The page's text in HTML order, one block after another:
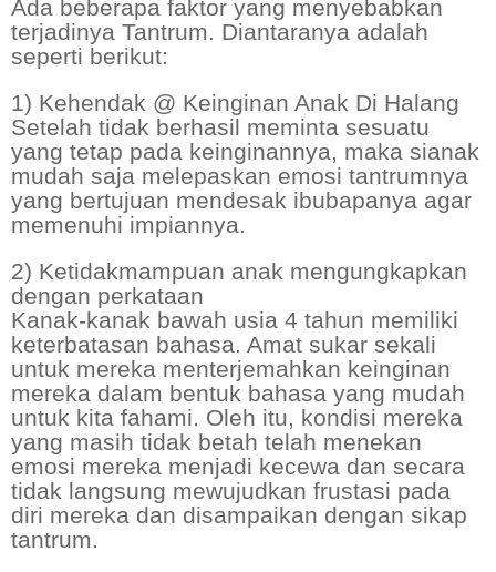
Ada beberapa faktor yang menyebabkan
terjadinya Tantrum. Diantaranya adalah
seperti berikut:
1) Kehendak @ Keinginan Anak Di Halang
Setelah tidak berhasil meminta sesuatu
yang tetap pada keinginannya, maka sianak
mudah saja melepaskan emosi tantrumnya
yang bertujuan mendesak ibubapanya agar
memenuhi impiannya.
2) Ketidakmampuan anak mengungkapkan
dengan perkataan
Kanak-kanak bawah usia 4 tahun memiliki
keterbatasan bahasa. Amat sukar sekali
untuk mereka menterjemahkan keinginan
mereka dalam bentuk bahasa yang mudah
untuk kita fahami. Oleh itu, kondisi mereka
yang masih tidak betah telah menekan
emosi mereka menjadi kecewa dan secara
tidak langsung mewujudkan frustasi pada
diri mereka dan disampaikan dengan sikap
tantrum.